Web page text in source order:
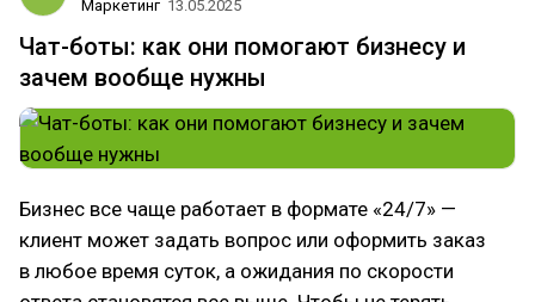
Маркетинг 13.05.2025
Чат-боты: как они помогают бизнесу и
зачем вообще нужны
Бизнес все чаще работает в формате «24/7» —
клиент может задать вопрос или оформить заказ
в любое время суток, а ожидания по скорости